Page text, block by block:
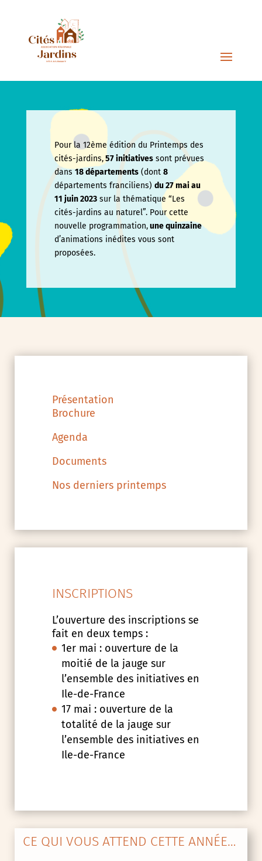
Pour la 12ème édition du Printemps des
cités-jardins,57 initiativessont prévues
dans18 départements(dont 8
départements franciliens) du 27 mai au
11 juin2023sur la thématique “Les
cités-jardins au naturel”. Pour cette
nouvelle programmation,une quinzaine
d’animations inédites vous sont
proposées.
Présentation
Brochure
Agenda
Documents
Nos derniers printemps
INSCRIPTIONS
L’ouverture des inscriptions se
fait en deux temps :
1er mai : ouverture de la
moitié de la jauge sur
l’ensemble des initiatives en
Ile-de-France
17 mai : ouverture de la
totalité de la jauge sur
l’ensemble des initiatives en
Ile-de-France
CE QUI VOUS ATTEND CETTE ANNÉE…